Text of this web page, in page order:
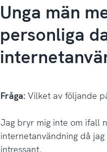
Unga män
personliga
Fråga: Vilket av följande
Jag bryr mig inte om ifall
internetanvändning då
intressant.